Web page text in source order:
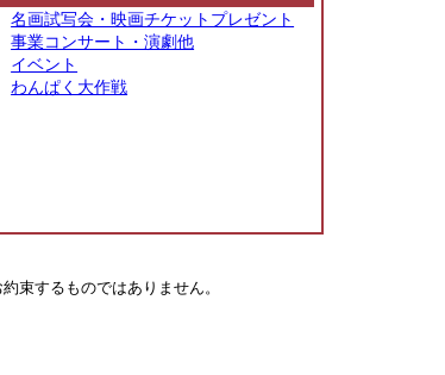
名画試写会・映画チケットプレゼント
事業コンサート・演劇他
イベント
わんぱく大作戦
束するものではありません。